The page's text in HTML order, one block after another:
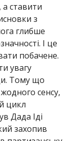
а ставити
з
глибше
І це
побачене.
увагу
Тому що
сенсу,
цикл
Дада Іді
захопив